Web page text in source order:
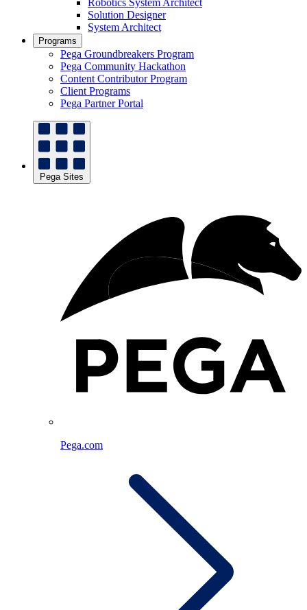
Robotics System Architect
Solution Designer
System Architect
Programs
Pega Groundbreakers Program
Pega Community Hackathon
Content Contributor Program
Client Programs
Pega Partner Portal
Pega Sites
Pega.com